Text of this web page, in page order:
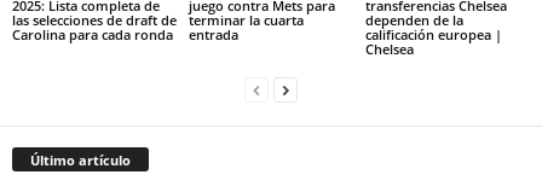
2025: Lista completa de
las selecciones de draft de
Carolina para cada ronda
juego contra Mets para
terminar la cuarta
entrada
transferencias Chelsea
dependen de la
calificación europea |
Chelsea
Último artículo